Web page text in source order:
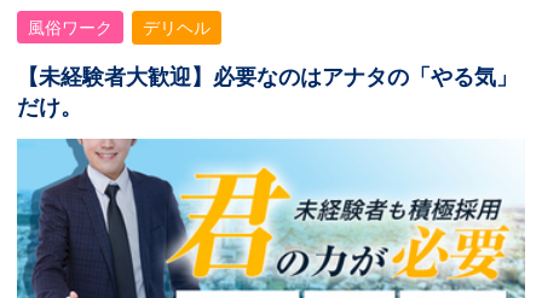
風俗ワーク デリヘル
【未経験者大歓迎】必要なのはアナタの「やる気」
だけ。